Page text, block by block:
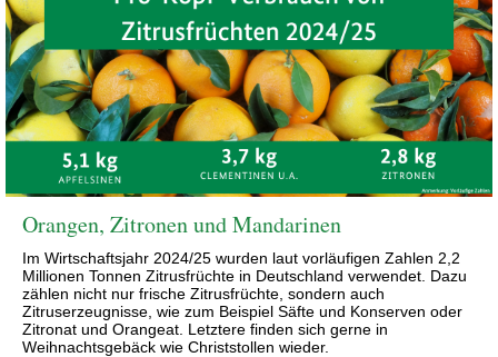
Orangen, Zitronen und Mandarinen
Im Wirtschaftsjahr 2024/25 wurden laut vorläufigen Zahlen 2,2
Millionen Tonnen Zitrusfrüchte in Deutschland verwendet. Dazu
zählen nicht nur frische Zitrusfrüchte, sondern auch
Zitruserzeugnisse, wie zum Beispiel Säfte und Konserven oder
Zitronat und Orangeat. Letztere finden sich gerne in
Weihnachtsgebäck wie Christstollen wieder.